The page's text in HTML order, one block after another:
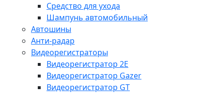
Средство для ухода
Шампунь автомобильный
Автошины
Анти-радар
Видеорегистраторы
Видеорегистратор 2E
Видеорегистратор Gazer
Видеорегистратор GT